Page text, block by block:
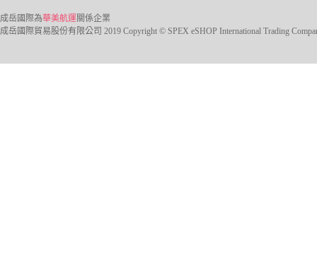
成岳國際為華美航運關係企業
成岳國際貿易股份有限公司 2019 Copyright © SPEX eSHOP International Trading